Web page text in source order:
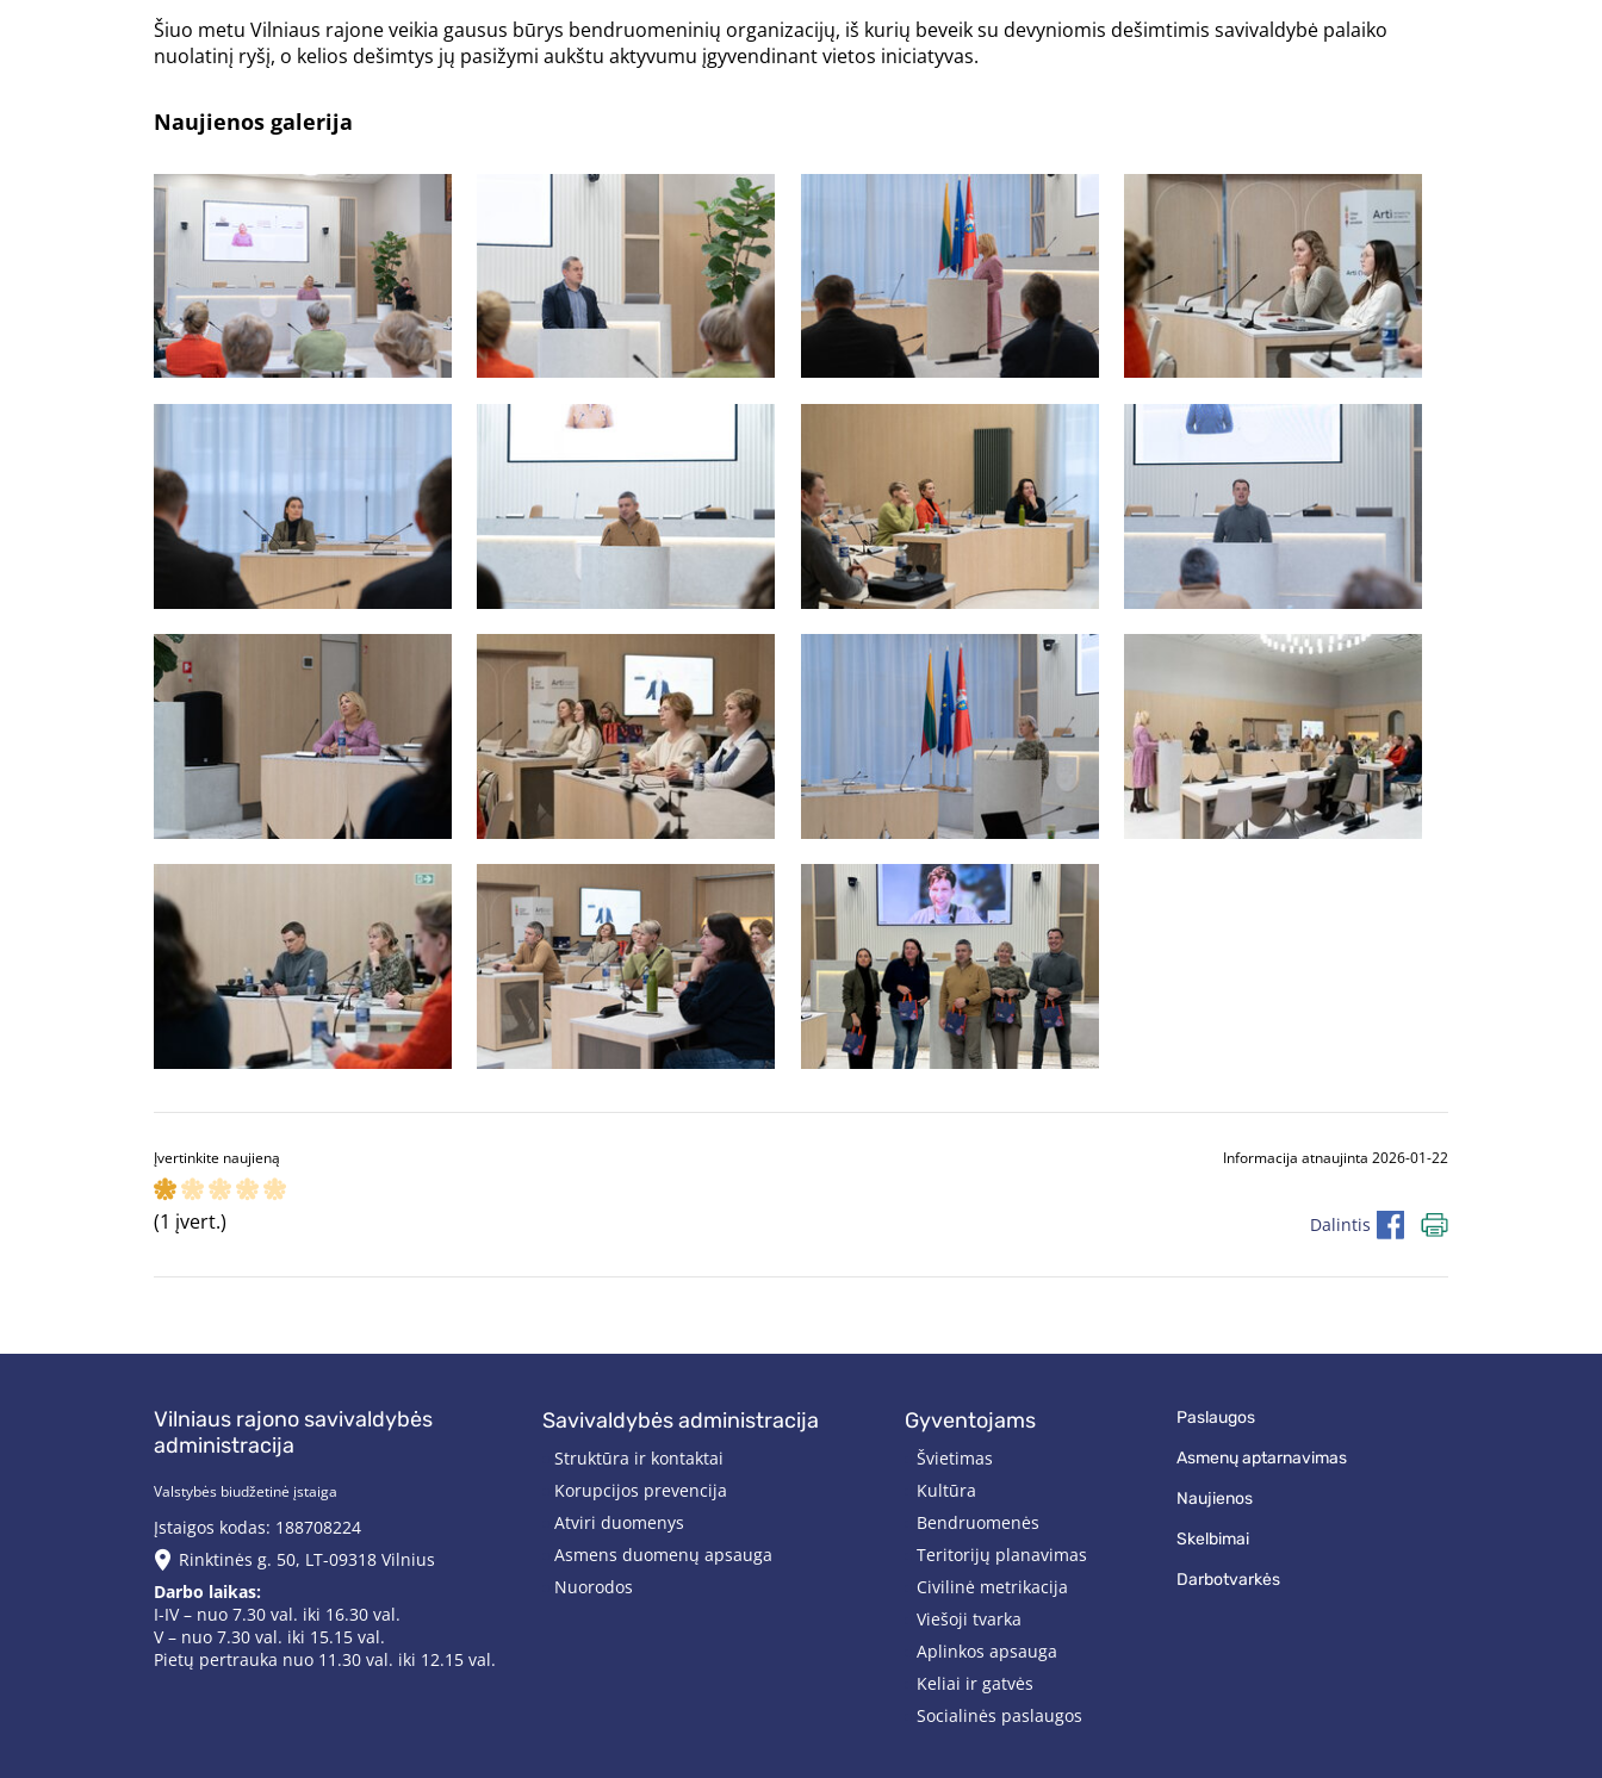
Šiuo metu Vilniaus rajone veikia gausus būrys bendruomeninių organizacijų, iš kurių beveik su devyniomis dešimtimis savivaldybė palaiko
nuolatinį ryšį, o kelios dešimtys jų pasižymi aukštu aktyvumu įgyvendinant vietos iniciatyvas.
Naujienos galerija
Įvertinkite naujieną
(1 įvert.)
Informacija atnaujinta 2026-01-22
Dalintis
Vilniaus rajono savivaldybės
administracija
Valstybės biudžetinė įstaiga
Įstaigos kodas: 188708224
Rinktinės g. 50, LT-09318 Vilnius
Darbo laikas:
I-IV – nuo 7.30 val. iki 16.30 val.
V – nuo 7.30 val. iki 15.15 val.
Pietų pertrauka nuo 11.30 val. iki 12.15 val.
savivaldybės administracija
Struktūra ir kontaktai
Korupcijos prevencija
Atviri duomenys
Asmens duomenų apsauga
Nuorodos
gyventojams
Švietimas
Kultūra
Bendruomenės
Teritorijų planavimas
Civilinė metrikacija
Viešoji tvarka
Aplinkos apsauga
Keliai ir gatvės
Socialinės paslaugos
paslaugos
asmenų aptarnavimas
naujienos
skelbimai
darbotvarkės